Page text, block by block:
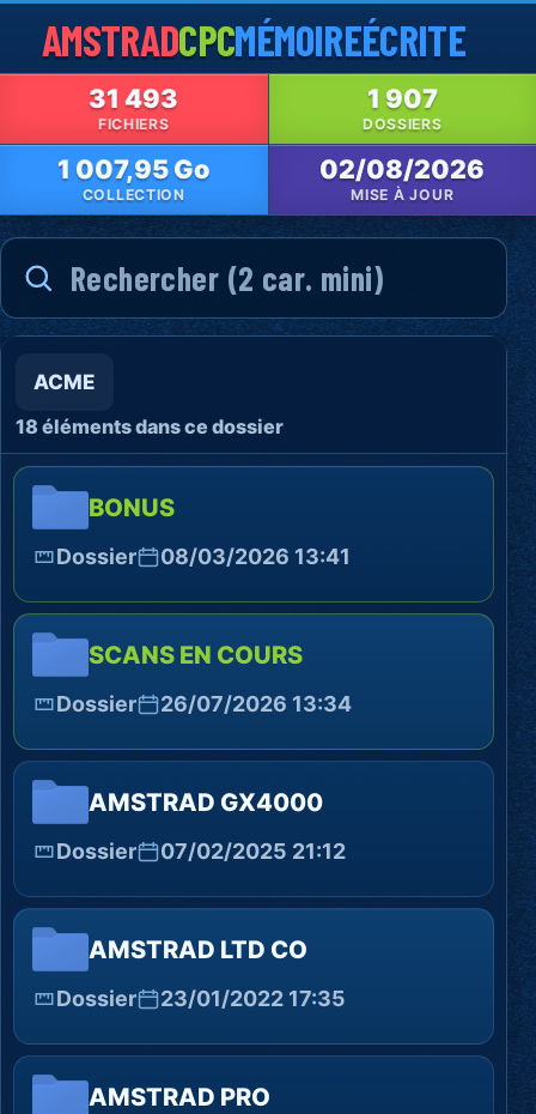
AMSTRADCPCMÉMOIREÉCRITE
31 493
FICHIERS
1 907
DOSSIERS
1 007,95 Go
COLLECTION
02/08/2026
MISE À JOUR
ACME
18 éléments dans ce dossier
BONUS
Dossier 08/03/2026 13:41
SCANS EN COURS
Dossier 26/07/2026 13:34
AMSTRAD GX4000
Dossier 07/02/2025 21:12
AMSTRAD LTD CO
Dossier 23/01/2022 17:35
AMSTRAD PRO